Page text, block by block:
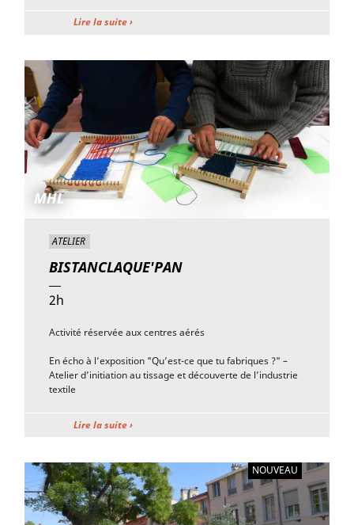
Lire la suite ›
MHL
ATELIER
BISTANCLAQUE'PAN
2h
Activité réservée aux centres aérés
En écho à l’exposition "Qu’est-ce que tu fabriques ?" –
Atelier d’initiation au tissage et découverte de l’industrie
textile
Lire la suite ›
NOUVEAU